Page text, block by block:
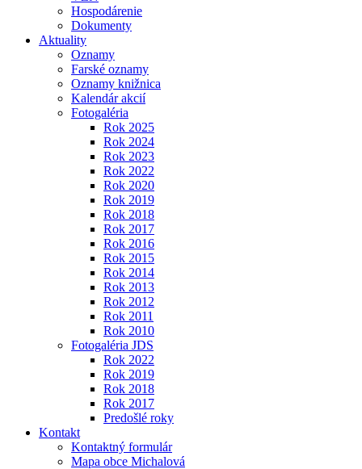
Hospodárenie
Dokumenty
Aktuality
Oznamy
Farské oznamy
Oznamy knižnica
Kalendár akcií
Fotogaléria
Rok 2025
Rok 2024
Rok 2023
Rok 2022
Rok 2020
Rok 2019
Rok 2018
Rok 2017
Rok 2016
Rok 2015
Rok 2014
Rok 2013
Rok 2012
Rok 2011
Rok 2010
Fotogaléria JDS
Rok 2022
Rok 2019
Rok 2018
Rok 2017
Predošlé roky
Kontakt
Kontaktný formulár
Mapa obce Michalová